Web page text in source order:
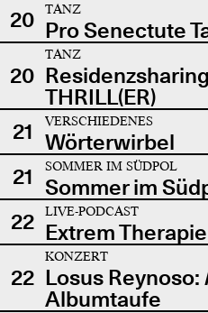
20
TANZ
Pro Senectute
20
TANZ
THRILL(ER)
21
VERSCHIEDENES
Wörterwirbel
21
SOMMER IM SÜDPOL
Sommer im
22
LIVE-PODCAST
Extrem Therapie
22
KONZERT
Losus Reynoso:
Albumtaufe